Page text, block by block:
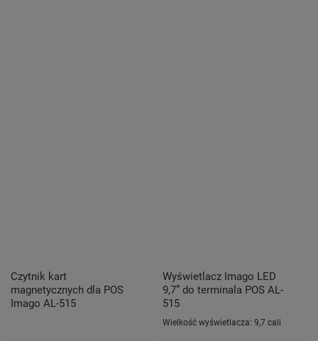
Czytnik kart
magnetycznych dla POS
Imago AL-515
Wyświetlacz Imago LED
9,7” do terminala POS AL-
515
Wielkość wyświetlacza: 9,7 cali